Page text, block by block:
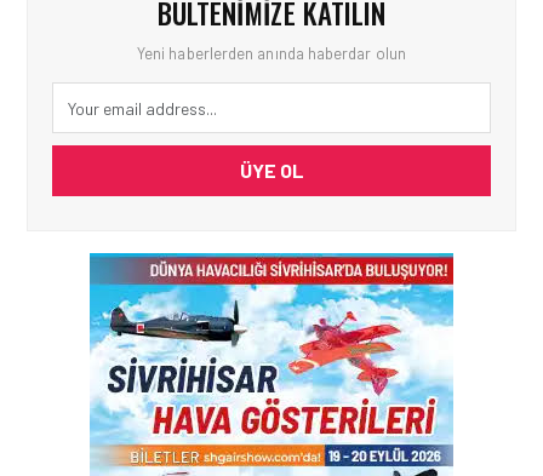
BÜLTENIMIZE KATILIN
Yeni haberlerden anında haberdar olun
ÜYE OL